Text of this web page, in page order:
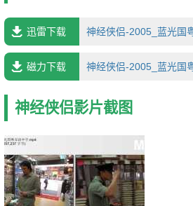
迅雷下载 神经侠侣-2005_蓝光国
磁力下载 神经侠侣-2005_蓝光国
神经侠侣影片截图